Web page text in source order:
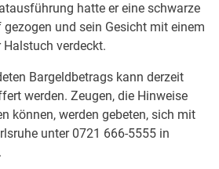
hatte er eine schwarze
gezogen und sein Gesicht mit einem
verdeckt.
Bargeldbetrags kann derzeit
werden. Zeugen, die Hinweise
können, werden gebeten, sich mit
unter 0721 666-5555 in